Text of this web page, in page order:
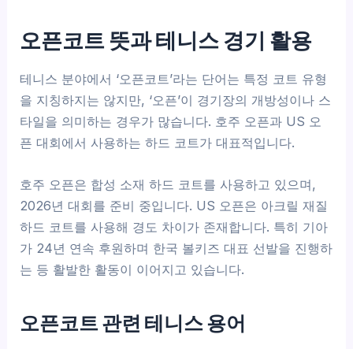
오픈코트 뜻과 테니스 경기 활용
테니스 분야에서 ‘오픈코트’라는 단어는 특정 코트 유형
을 지칭하지는 않지만, ‘오픈’이 경기장의 개방성이나 스
타일을 의미하는 경우가 많습니다. 호주 오픈과 US 오
픈 대회에서 사용하는 하드 코트가 대표적입니다.
호주 오픈은 합성 소재 하드 코트를 사용하고 있으며,
2026년 대회를 준비 중입니다. US 오픈은 아크릴 재질
하드 코트를 사용해 경도 차이가 존재합니다. 특히 기아
가 24년 연속 후원하며 한국 볼키즈 대표 선발을 진행하
는 등 활발한 활동이 이어지고 있습니다.
오픈코트 관련 테니스 용어